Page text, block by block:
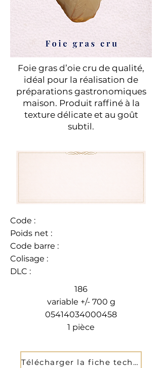
Foie gras d’oie cru de qualité,
idéal pour la réalisation de
préparations gastronomiques
maison. Produit raffiné à la
texture délicate et au goût
subtil.
Code :
Poids net :
Code barre :
Colisage :
DLC :
186
variable +/- 700 g
05414034000458
1 pièce
Télécharger la fiche technique